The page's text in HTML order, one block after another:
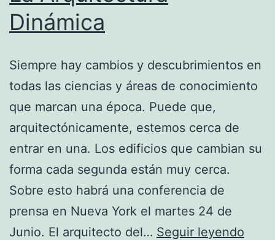
Dinámica
Siempre hay cambios y descubrimientos en
todas las ciencias y áreas de conocimiento
que marcan una época. Puede que,
arquitectónicamente, estemos cerca de
entrar en una. Los edificios que cambian su
forma cada segunda están muy cerca.
Sobre esto habrá una conferencia de
prensa en Nueva York el martes 24 de
Junio. El arquitecto del… Seguir leyendo